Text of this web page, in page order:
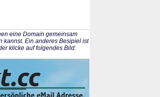
eine Domain gemeinsam
kannst. Ein anderes Besipiel ist
klicke auf folgendes Bild: